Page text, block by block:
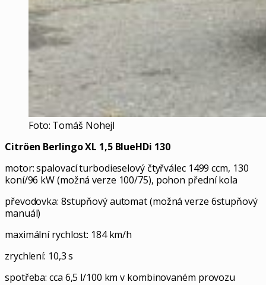
Foto: Tomáš Nohejl
Citröen Berlingo XL 1,5 BlueHDi 130
motor: spalovací turbodieselový čtyřválec 1499 ccm, 130
koní/96 kW (možná verze 100/75), pohon přední kola
převodovka: 8stupňový automat (možná verze 6stupňový
manuál)
maximální rychlost: 184 km/h
zrychlení: 10,3 s
spotřeba: cca 6,5 l/100 km v kombinovaném provozu